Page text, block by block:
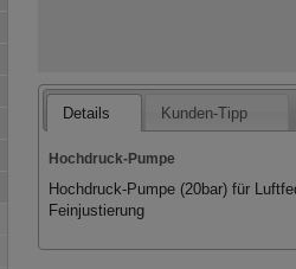
Details Kunden-Tipp
Hochdruck-Pumpe
Hochdruck-Pumpe (20bar) für
Feinjustierung